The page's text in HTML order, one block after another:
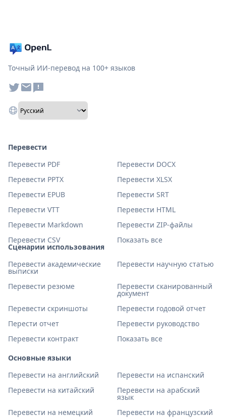
Точный ИИ-перевод на 100+ языков
Сценарии использования
Перевести академические
выписки
Перевести научную статью
Перевести резюме Перевести сканированный
документ
Перевести скриншоты
Перевести годовой отчет
Перести отчет
Перевести руководство
Перевести контракт
Показать все
Основные языки
Перевести на английский
Перевести на испанский
Перевести на китайский
Перевести на арабский
язык
Перевести на немецкий
Перевести на французский
Перевести
Перевести PDF
Перевести DOCX
Перевести PPTX
Перевести XLSX
Перевести EPUB
Перевести SRT
Перевести VTT
Перевести HTML
Перевести Markdown
Перевести ZIP-файлы
Перевести CSV
Показать все